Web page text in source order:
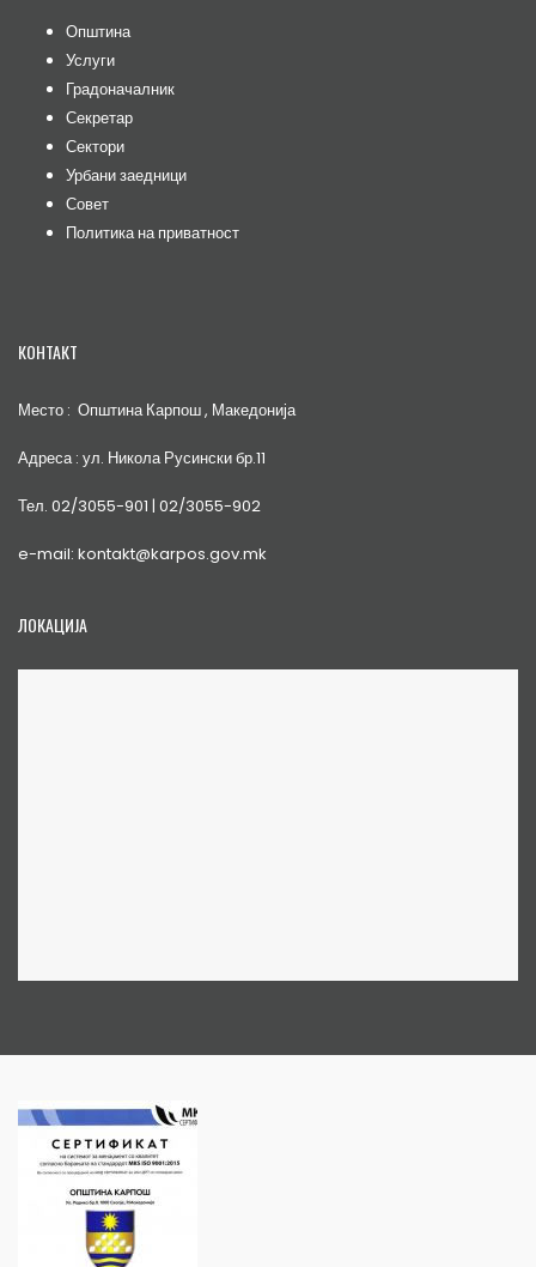
Општина
Услуги
Градоначалник
Секретар
Сектори
Урбани заедници
Совет
Политика на приватност
КОНТАКТ
Место : Општина Карпош , Македонија
Адреса : ул. Никола Русински бр.11
Тел. 02/3055-901 | 02/3055-902
e-mail: kontakt@karpos.gov.mk
ЛОКАЦИЈА